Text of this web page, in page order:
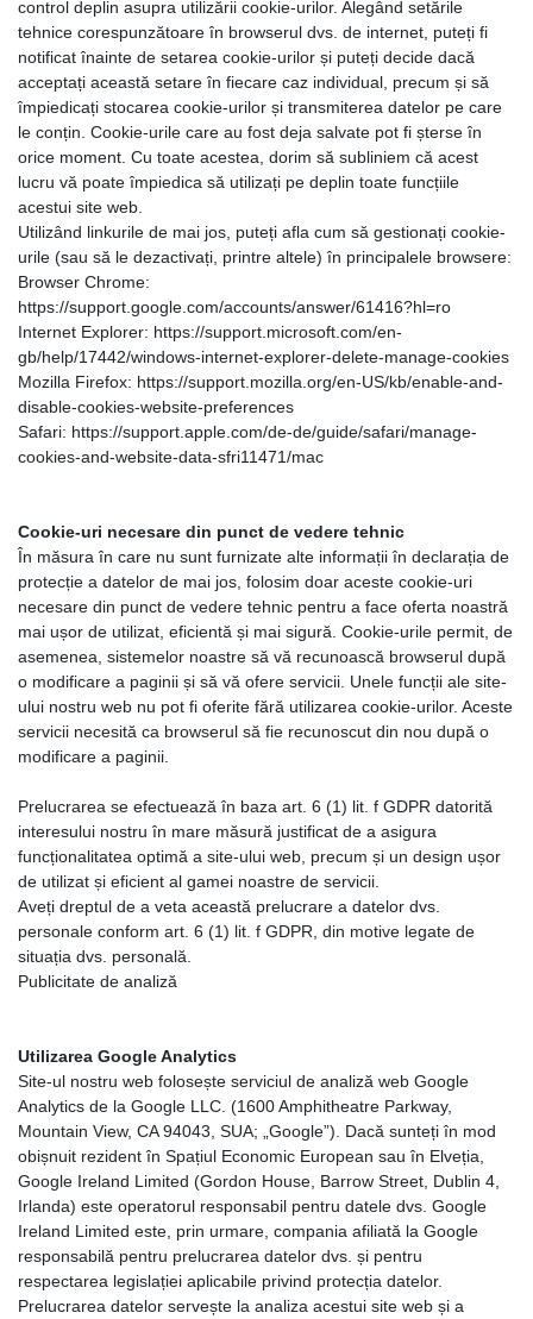
control deplin asupra utilizării cookie-urilor. Alegând setările
tehnice corespunzătoare în browserul dvs. de internet, puteți fi
notificat înainte de setarea cookie-urilor și puteți decide dacă
acceptați această setare în fiecare caz individual, precum și să
împiedicați stocarea cookie-urilor și transmiterea datelor pe care
le conțin. Cookie-urile care au fost deja salvate pot fi șterse în
orice moment. Cu toate acestea, dorim să subliniem că acest
lucru vă poate împiedica să utilizați pe deplin toate funcțiile
acestui site web.
Utilizând linkurile de mai jos, puteți afla cum să gestionați cookie-
urile (sau să le dezactivați, printre altele) în principalele browsere:
Browser Chrome:
https://support.google.com/accounts/answer/61416?hl=ro
Internet Explorer: https://support.microsoft.com/en-
gb/help/17442/windows-internet-explorer-delete-manage-cookies
Mozilla Firefox: https://support.mozilla.org/en-US/kb/enable-and-
disable-cookies-website-preferences
Safari: https://support.apple.com/de-de/guide/safari/manage-
cookies-and-website-data-sfri11471/mac
Cookie-uri necesare din punct de vedere tehnic
În măsura în care nu sunt furnizate alte informații în declarația de
protecție a datelor de mai jos, folosim doar aceste cookie-uri
necesare din punct de vedere tehnic pentru a face oferta noastră
mai ușor de utilizat, eficientă și mai sigură. Cookie-urile permit, de
asemenea, sistemelor noastre să vă recunoască browserul după
o modificare a paginii și să vă ofere servicii. Unele funcții ale site-
ului nostru web nu pot fi oferite fără utilizarea cookie-urilor. Aceste
servicii necesită ca browserul să fie recunoscut din nou după o
modificare a paginii.
Prelucrarea se efectuează în baza art. 6 (1) lit. f GDPR datorită
interesului nostru în mare măsură justificat de a asigura
funcționalitatea optimă a site-ului web, precum și un design ușor
de utilizat și eficient al gamei noastre de servicii.
Aveți dreptul de a veta această prelucrare a datelor dvs.
personale conform art. 6 (1) lit. f GDPR, din motive legate de
situația dvs. personală.
Publicitate de analiză
Utilizarea Google Analytics
Site-ul nostru web folosește serviciul de analiză web Google
Analytics de la Google LLC. (1600 Amphitheatre Parkway,
Mountain View, CA 94043, SUA; „Google”). Dacă sunteți în mod
obișnuit rezident în Spațiul Economic European sau în Elveția,
Google Ireland Limited (Gordon House, Barrow Street, Dublin 4,
Irlanda) este operatorul responsabil pentru datele dvs. Google
Ireland Limited este, prin urmare, compania afiliată la Google
responsabilă pentru prelucrarea datelor dvs. și pentru
respectarea legislației aplicabile privind protecția datelor.
Prelucrarea datelor servește la analiza acestui site web și a